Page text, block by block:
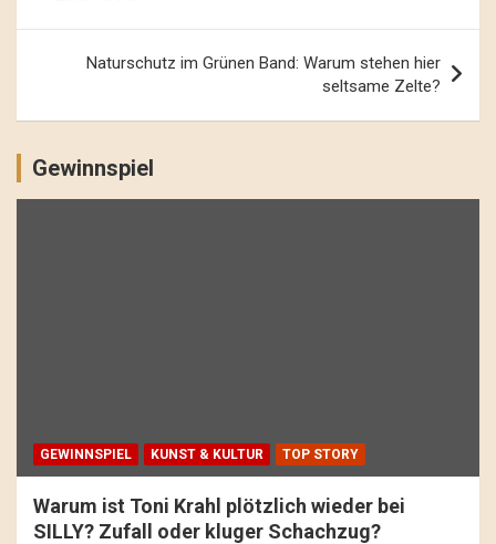
Naturschutz im Grünen Band: Warum stehen hier
seltsame Zelte?
Gewinnspiel
GEWINNSPIEL KUNST & KULTUR TOP STORY
Warum ist Toni Krahl plötzlich wieder bei
SILLY? Zufall oder kluger Schachzug?